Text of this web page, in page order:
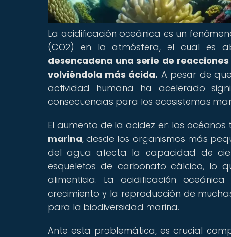
La acidificación oceánica es un
(CO2) en la atmósfera, el cual es
desencadena una serie de
volviéndola más ácida. A pesar de
actividad humana ha acelerado
consecuencias para los ecosistemas
El aumento de la acidez en los
marina, desde los organismos más
del agua afecta la capacidad de
esqueletos de carbonato cálcico, lo
alimenticia. La acidificación
crecimiento y la reproducción de
para la biodiversidad marina.
Ante esta problemática, es crucial